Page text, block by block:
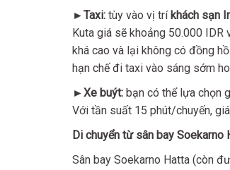
►Taxi: tùy vào vị trí khách sạn
Kuta giá sẽ khoảng 50.000
khá cao và lại không có đồng
hạn chế đi taxi vào sáng sớm
►Xe buýt: bạn có thể lựa chọn
Với tần suất 15 phút/chuyến,
Di chuyển từ sân bay Soekarno
Sân bay Soekarno Hatta (còn